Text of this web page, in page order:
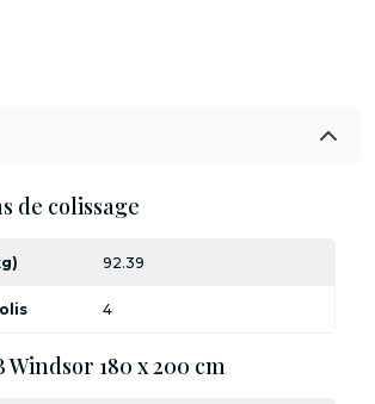
de colissage
92.39
4
Windsor 180 x 200 cm